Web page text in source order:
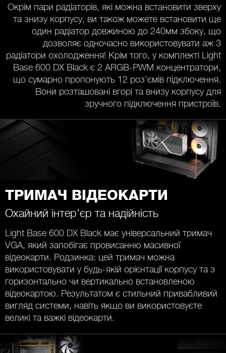
Окрім пари радіаторів, які можна встановити зверху
та знизу корпусу, ви також можете встановити ще
один радіатор довжиною до 240мм збоку, що
дозволяє одночасно використовувати аж 3
радіатори охолодження! Крім того, у комплекті Light
Base 600 DX Black є 2 ARGB-PWM концентратори,
що сумарно пропонують 12 роз'ємів підключення.
Вони розташовані вгорі та внизу корпусу для
зручного підключення пристроїв.
ТРИМАЧ ВІДЕОКАРТИ
Охайний інтер'єр та надійність
Light Base 600 DX Black має універсальний тримач
VGA, який запобігає провисанню масивної
відеокарти. Родзинка: цей тримач можна
використовувати у будь-якій орієнтації корпусу та з
горизонтально чи вертикально встановленою
відеокартою. Результатом є стильний привабливий
вигляд системи, навіть якщо ви використовуєте
великі та важкі відеокарти.